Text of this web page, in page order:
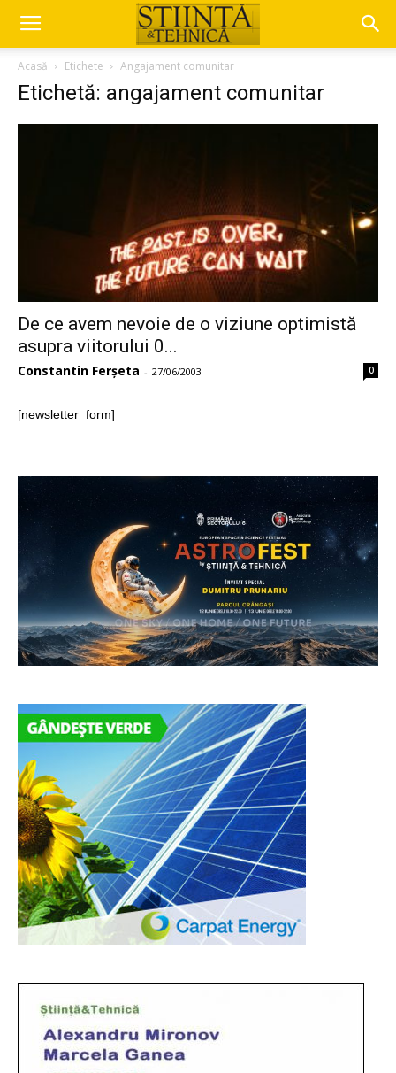
Acasă Etichete Angajament comunitar
Etichetă: angajament comunitar
De ce avem nevoie de o viziune optimistă
asupra viitorului 0...
Constantin Ferșeta - 27/06/2003 0
[newsletter_form]